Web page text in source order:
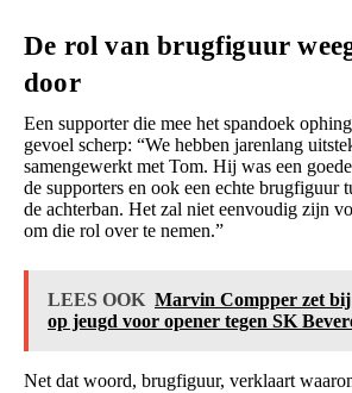
De rol van brugfiguur
door
Een supporter die mee het spandoek
gevoel scherp: “We hebben jarenlang
samengewerkt met Tom. Hij was een
de supporters en ook een echte brugfiguur
de achterban. Het zal niet eenvoudig zijn
om die rol over te nemen.”
LEES OOK Marvin Compper zet
op jeugd voor opener tegen SK
Net dat woord, brugfiguur, verklaart